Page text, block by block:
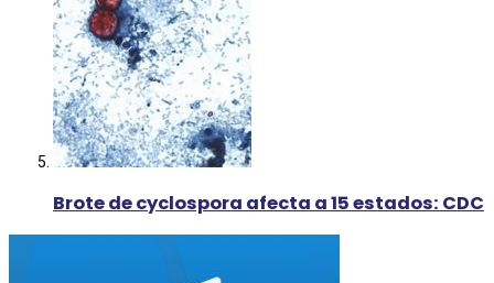
Brote de cyclospora afecta a 15 estados: CDC